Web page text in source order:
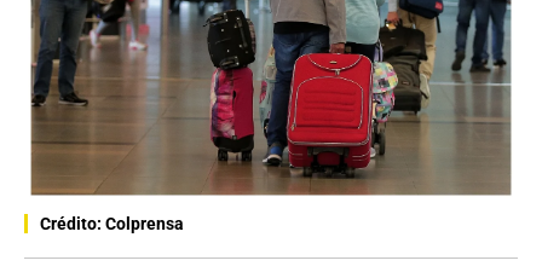
Crédito: Colprensa